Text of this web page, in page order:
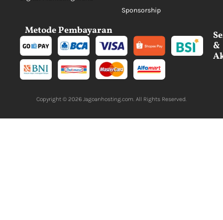
Sponsorship
Metode Pembayaran
&
Copyright © 2026 Jagoanhosting.com. All Rights Reserved.